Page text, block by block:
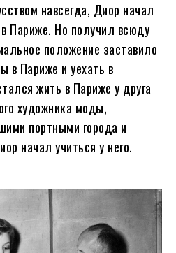
навсегда, Диор начал
Париже. Но получил всюду
положение заставило
в Париже и уехать в
жить в Париже у друга
художника моды,
портными города и
начал учиться у него.